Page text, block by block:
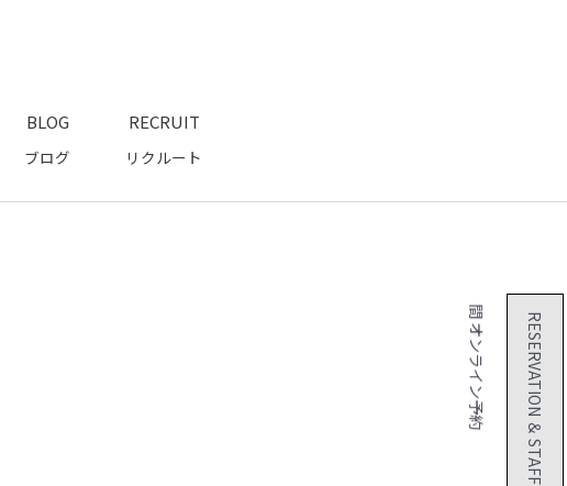
BLOG
ブログ
RECRUIT
リクルート
RESERVATION ＆ STAFF
２４時間 オンライン予約